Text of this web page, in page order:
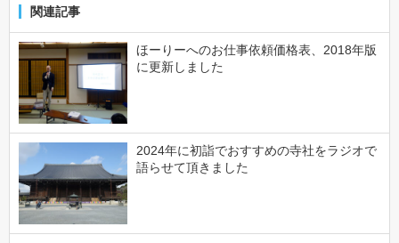
関連記事
ほーりーへのお仕事依頼価格表、2018年版
に更新しました
2024年に初詣でおすすめの寺社をラジオで
語らせて頂きました